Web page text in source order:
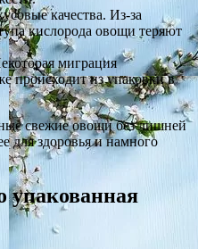
качества. Из-за
кислорода овощи теряют
миграция
происходит из упаковки в
свежие овощи без лишней
для здоровья и намного
упакованная